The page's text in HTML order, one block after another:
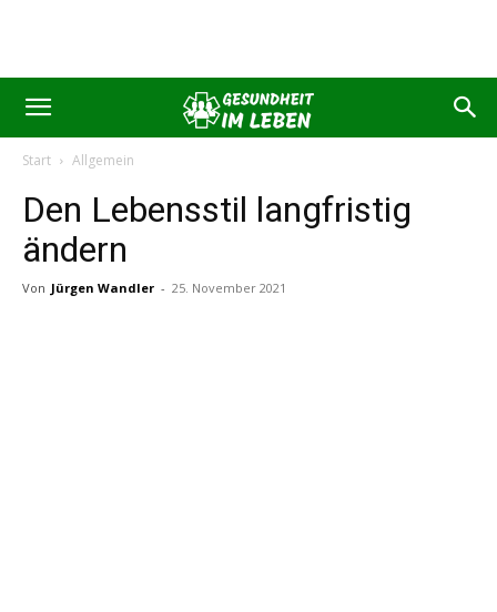
Start Allgemein
Den Lebensstil langfristig
ändern
Von Jürgen Wandler - 25. November 2021